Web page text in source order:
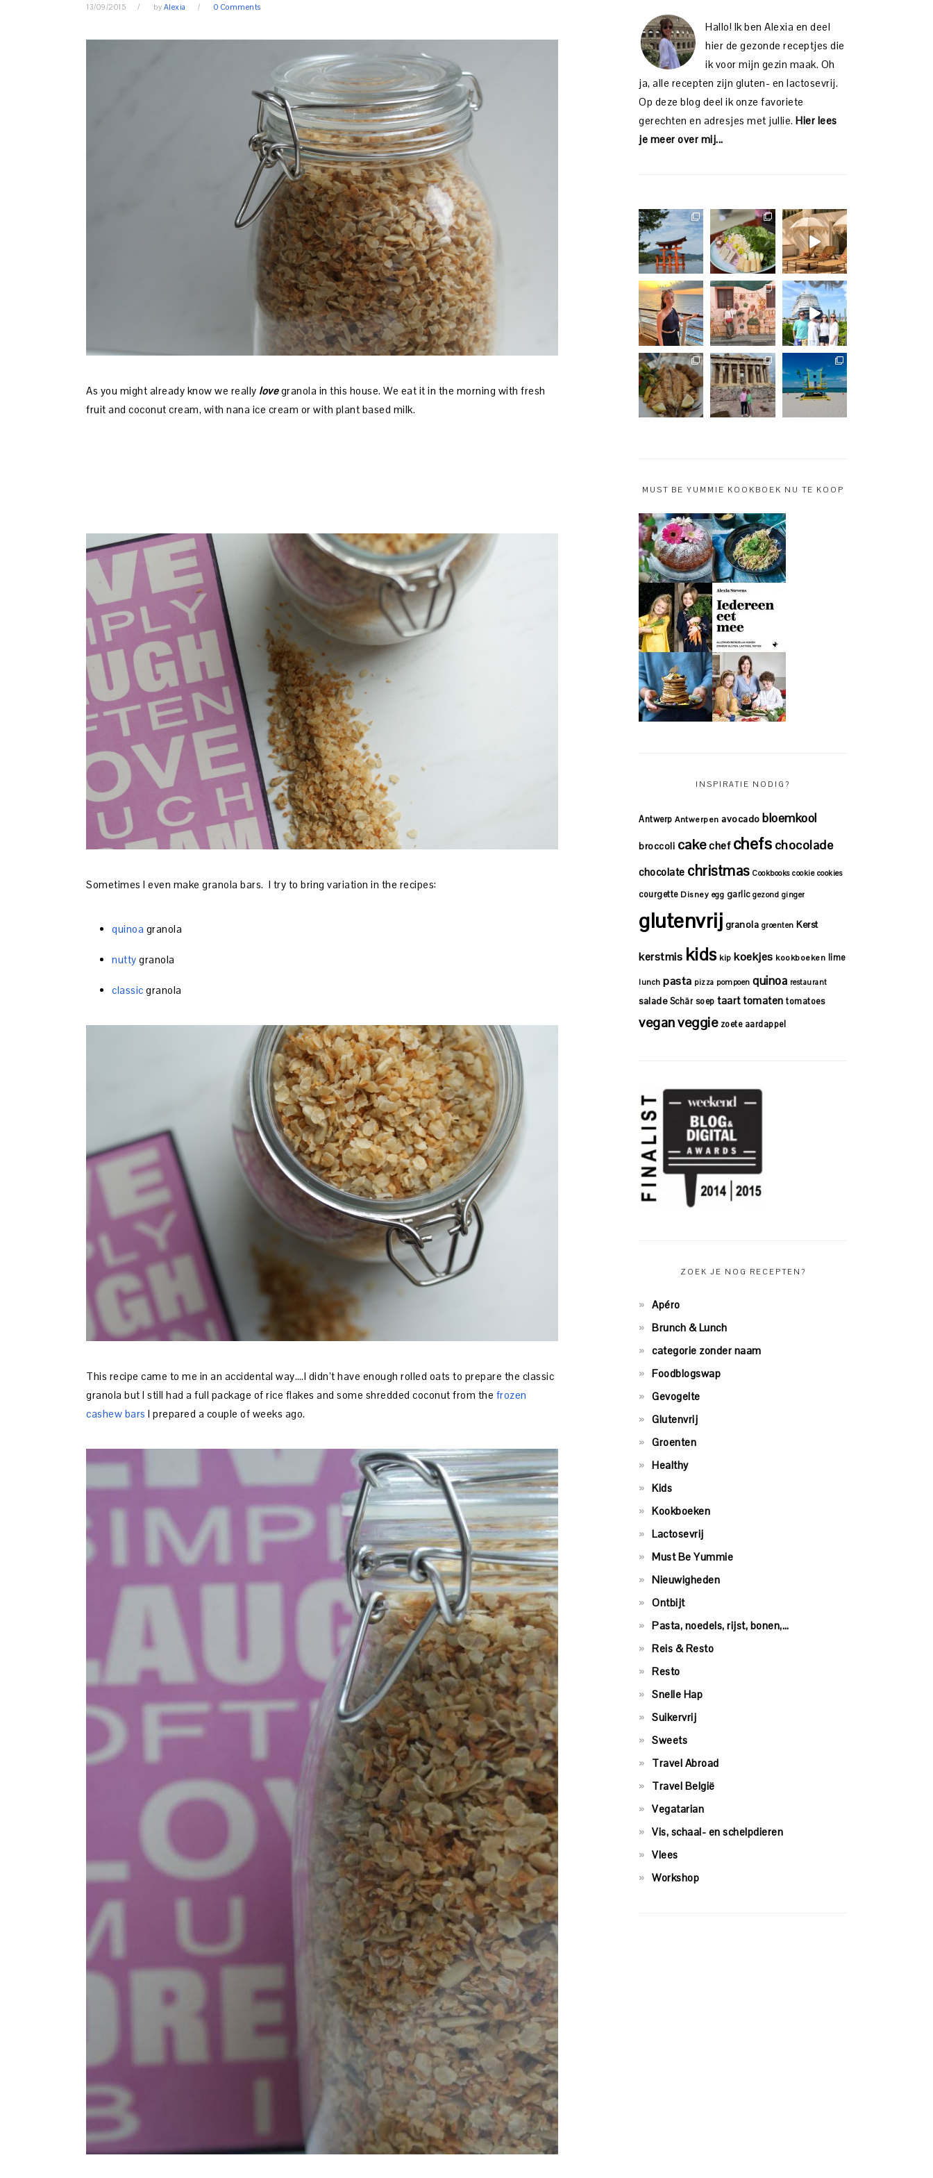
13/09/2015 by Alexia 0 Comments
As you might already know we really lovegranola in this house. We eat it in the morning with fresh
fruit and coconut cream, with nana ice cream or with plant based milk.
Sometimes I even make granola bars. I try to bring variation in the recipes:
quinoa granola
nutty granola
classic granola
This recipe came to me in an accidental way….I didn’t have enough rolled oats to prepare the classic
granola but I still had a full package of rice flakes and some shredded coconut from the frozen
cashew bars I prepared a couple of weeks ago.
Hallo! Ik ben Alexia en deel
hier de gezonde receptjes die
ik voor mijn gezin maak. Oh
ja, alle recepten zijn gluten- en lactosevrij.
Op deze blog deel ik onze favoriete
gerechten en adresjes met jullie. Hier lees
je meer over mij...
MUST BE YUMMIE KOOKBOEK NU TE KOOP
INSPIRATIE NODIG?
Antwerp Antwerpen avocado bloemkool
broccoli cakechef chefs chocolade
chocolate christmas Cookbooks cookie cookies
courgette Disney egg garlic gezond ginger
glutenvrij granola groenten Kerst
kerstmis kids kip koekjes kookboeken lime
lunch pasta pizza pompoen quinoa restaurant
salade Schär soep taarttomaten tomatoes
veganveggie zoete aardappel
ZOEK JE NOG RECEPTEN?
Apéro
Brunch & Lunch
categorie zonder naam
Foodblogswap
Gevogelte
Glutenvrij
Groenten
Healthy
Kids
Kookboeken
Lactosevrij
Must Be Yummie
Nieuwigheden
Ontbijt
Pasta, noedels, rijst, bonen,…
Reis & Resto
Resto
Snelle Hap
Suikervrij
Sweets
Travel Abroad
Travel België
Vegatarian
Vis, schaal- en schelpdieren
Vlees
Workshop